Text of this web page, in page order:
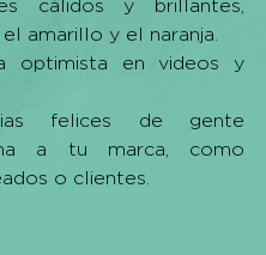
cálidos y brillantes,
amarillo y el naranja.
felices de gente
a tu marca, como
o clientes.